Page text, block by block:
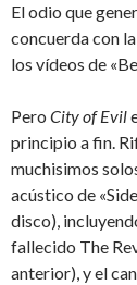
El odio que
concuerda con
los vídeos de
Pero City of Evil
principio a fin.
muchisimos
acústico de
disco),
fallecido The
anterior), y el